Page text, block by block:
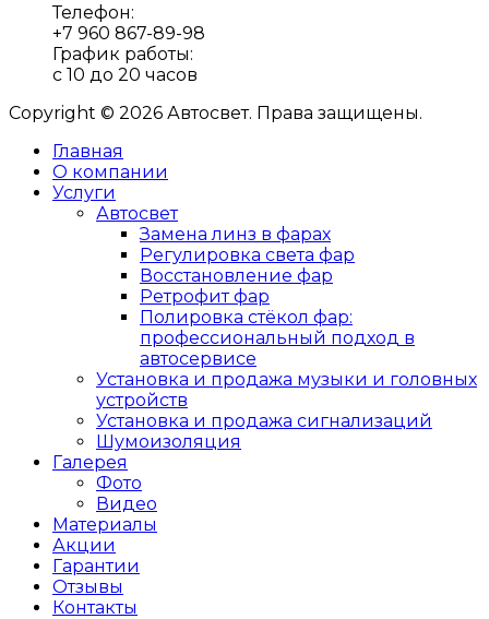
Телефон:
+7 960 867-89-98
График работы:
с 10 до 20 часов
Copyright © 2026 Автосвет. Права защищены.
Главная
О компании
Услуги
Автосвет
Замена линз в фарах
Регулировка света фар
Восстановление фар
Ретрофит фар
Полировка стёкол фар:
профессиональный подход в
автосервисе
Установка и продажа музыки и головных
устройств
Установка и продажа сигнализаций
Шумоизоляция
Галерея
Фото
Видео
Материалы
Акции
Гарантии
Отзывы
Контакты